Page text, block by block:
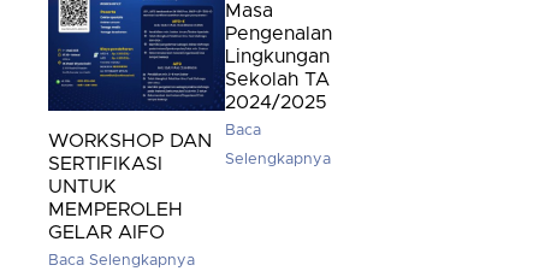
WORKSHOP DAN
SERTIFIKASI
UNTUK
MEMPEROLEH
GELAR AIFO
Baca Selengkapnya
Masa
Pengenalan
Lingkungan
Sekolah TA
2024/2025
Baca
Selengkapnya